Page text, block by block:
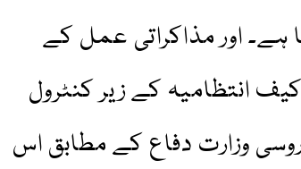
ہے۔ اور مذاکراتی عمل کے
کو کیف انتظامیہ کے زیر کنٹرول
وزارت دفاع کے مطابق اس